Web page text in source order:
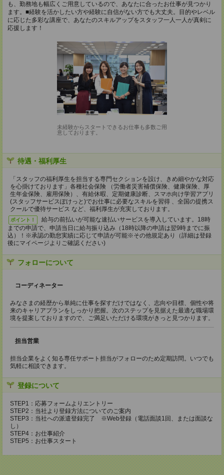
も、勤務地も幅広くご用意しているので、あなたに合ったお仕事が見つかり
ます。■経験を活かしたい方や経験に自信がない方でも大丈夫。目的やレベル
に応じた多彩な講座で、あなたのスキルアップをスタッフ一人一人が真剣に
応援します！
未経験からスタートできるお仕事も多数ご用
意しております。
待遇・福利厚生
「スタッフの福利厚生を担当する専門セクションを設け、きめ細やかな対応
を心掛けております」各種社会保険 （労働者災害補償保険、健康保険、厚
生年金保険、雇用保険）、有給休暇、定期健康診断、スマホ向け学習アプリ
(スタッフサービスぽけっと)でお仕事に必要なスキルを習得 、全国の提携ス
クールで優待サービス など、福利厚生が充実しております。
ポイント！
給与の前払いが可能な速払いサービスを導入しています。18時
までの申請で、申請当日に給与振り込み（18時以降の申請は翌9時までに振
込）！※承認の勤怠実績に応じて申請が可能※その他規定あり（詳細は登録
後にマイページよりご確認ください)
フォローについて
コーディネーター
みなさまの経歴から単純に仕事を探すだけではなく、志向や目標、個性や将
来のキャリアプランをしっかり把握。次のステップを見据えた最適な職場環
境を提案しておりますので、ご満足いただける環境がきっと見つかります。
担当営業
担当企業をよく知る専任サポート担当がフォローのため定期訪問。いつでも
気軽に相談できます。
登録について
STEP1：応募フォームよりエントリー
STEP2：当社より登録方法についてのご案内
STEP3：当社への派遣登録完了 ※Web登録（電話面談1回、または面談な
し）
STEP4：お仕事紹介
STEP5：お仕事スタート